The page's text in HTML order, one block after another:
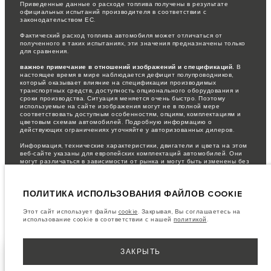
Приведенные данные о расходе топлива получены в результате
официальных испытаний производителя в соответствии с
законодательством ЕС.
Фактический расход топлива автомобиля может отличаться от
полученного в таких испытаниях, эти значения предназначены только
для сравнения.
важное примечание в отношений изображений и спецификаций. В
настоящее время в мире наблюдается дефицит полупроводников,
который оказывает влияние на спецификации производимых
транспортных средств, доступность опционального оборудования и
сроки производства. Ситуация меняется очень быстро. Поэтому
используемые на сайте изображения могут не в полной мере
соответствовать доступным особенностям, опциям, комплектациям и
цветовым схемам автомобилей. Подробную информацию о
действующих ограничениях уточняйте у авторизованных дилеров.
Информация, технические характеристики, двигатели и цвета на этом
веб-сайте указаны для европейских комплектаций автомобилей. Они
могут различаться в зависимости от рынка и могут быть изменены без
узнать о наличии товаров и ценах в вашем регионе.
Указанные цены включают налог на добавленную стоимость (НДС).
Цены действительны только для моделей 2022 года.
ПОЛИТИКА ИСПОЛЬЗОВАНИЯ ФАЙЛОВ COOKIE
Этот сайт использует файлы cookie. Закрывая, Вы соглашаетесь на
использование cookie в соответствии с нашей политикой.
ЗАКРЫТЬ
ПОКАЗАТЬ ЕЩЕ